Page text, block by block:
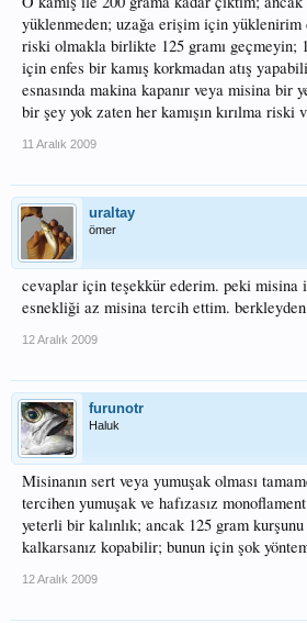
yüklenmeden; uzağa erişim için
riski olmakla birlikte 125 gramı geçmeyin;
için enfes bir kamış korkmadan atış
esnasında makina kapanır veya misina bir
bir şey yok zaten her kamışın kırılma riski
11 Aralık 2009
uraltay
ömer
cevaplar için teşekkür ederim. peki misina
esnekliği az misina tercih ettim.
12 Aralık 2009
furunotr
Haluk
Misinanın sert veya yumuşak olması
tercihen yumuşak ve hafızasız
yeterli bir kalınlık; ancak 125 gram
kalkarsanız kopabilir; bunun için şok
12 Aralık 2009